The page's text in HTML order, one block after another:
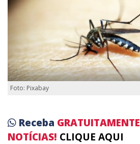
Foto: Pixabay
Receba GRATUITAMENTE
NOTÍCIAS! CLIQUE AQUI